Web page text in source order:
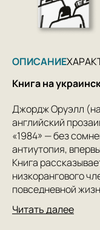
ОПИСАНИЕ
Книга на
Джордж Оруэлл
английский
«1984» — без
антиутопия,
Книга
низкорангового
повседневной
и её зловещего
Брат контролирует
Читать далее